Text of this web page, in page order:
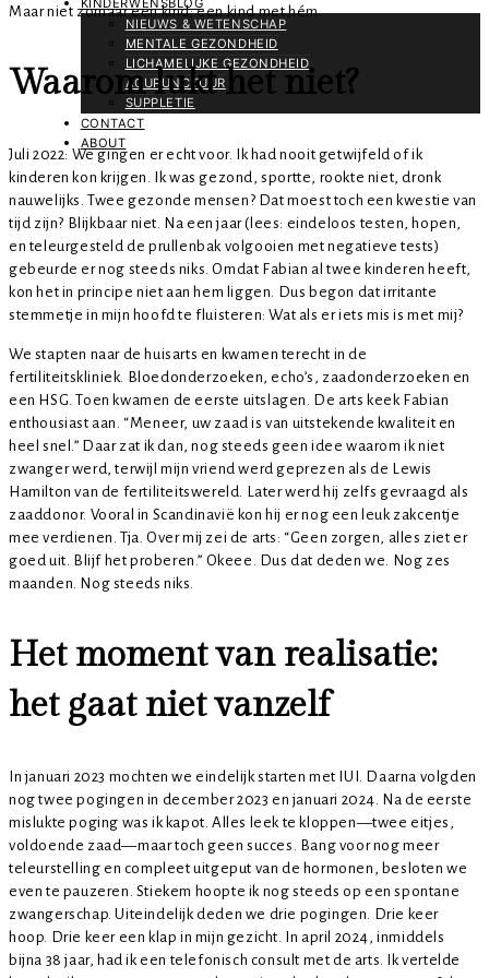
KINDERWENSBLOG
NIEUWS & WETENSCHAP
MENTALE GEZONDHEID
LICHAMELIJKE GEZONDHEID
ACUPUNCTUUR
SUPPLETIE
CONTACT
ABOUT
Maar niet zomaar een kind; een kind met hém.
Waarom lukt het niet?
Juli 2022: We gingen er echt voor. Ik had nooit getwijfeld of ik
kinderen kon krijgen. Ik was gezond, sportte, rookte niet, dronk
nauwelijks. Twee gezonde mensen? Dat moest toch een kwestie van
tijd zijn? Blijkbaar niet. Na een jaar (lees: eindeloos testen, hopen,
en teleurgesteld de prullenbak volgooien met negatieve tests)
gebeurde er nog steeds niks. Omdat Fabian al twee kinderen heeft,
kon het in principe niet aan hem liggen. Dus begon dat irritante
stemmetje in mijn hoofd te fluisteren: Wat als er iets mis is met mij?
We stapten naar de huisarts en kwamen terecht in de
fertiliteitskliniek. Bloedonderzoeken, echo’s, zaadonderzoeken en
een HSG. Toen kwamen de eerste uitslagen. De arts keek Fabian
enthousiast aan. “Meneer, uw zaad is van uitstekende kwaliteit en
heel snel.” Daar zat ik dan, nog steeds geen idee waarom ik niet
zwanger werd, terwijl mijn vriend werd geprezen als de Lewis
Hamilton van de fertiliteitswereld. Later werd hij zelfs gevraagd als
zaaddonor. Vooral in Scandinavië kon hij er nog een leuk zakcentje
mee verdienen. Tja. Over mij zei de arts: “Geen zorgen, alles ziet er
goed uit. Blijf het proberen.” Okeee. Dus dat deden we. Nog zes
maanden. Nog steeds niks.
Het moment van realisatie:
het gaat niet vanzelf
In januari 2023 mochten we eindelijk starten met IUI. Daarna volgden
nog twee pogingen in december 2023 en januari 2024. Na de eerste
mislukte poging was ik kapot. Alles leek te kloppen—twee eitjes,
voldoende zaad—maar toch geen succes. Bang voor nog meer
teleurstelling en compleet uitgeput van de hormonen, besloten we
even te pauzeren. Stiekem hoopte ik nog steeds op een spontane
zwangerschap. Uiteindelijk deden we drie pogingen. Drie keer
hoop. Drie keer een klap in mijn gezicht. In april 2024, inmiddels
bijna 38 jaar, had ik een telefonisch consult met de arts. Ik vertelde